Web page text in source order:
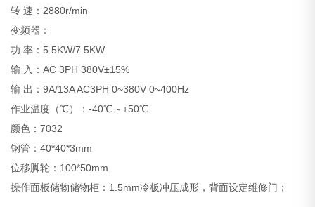
转 速：2880r/min
变频器：
功 率：5.5KW/7.5KW
输 入：AC 3PH 380V±15%
输 出：9A/13A AC3PH 0~380V 0~400Hz
作业温度（℃）：-40℃～+50℃
颜色：7032
钢管：40*40*3mm
位移脚轮：100*50mm
操作面板储物储物柜：1.5mm冷板冲压成形，背面设定维修门；